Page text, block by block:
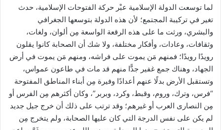
لما توسعت الدولة الإسلامية عبْر حركة الفتوحات الإسلامية، حدث
تغير في تركيبة المجتمع؛ لأن هذه الدولة بتوسعها الجغرافي
والبشري، ورثت ما على هذه الرقعة الواسعة مِن ألوان، ولغات،
وثقافات، وعادات، وأفكار مختلفة، ولا شك أن الصحابة كانوا يقلون
رويدًا رويدًا؛ فمنهم مَن يموت على فراشه، ومنهم مَن يموت في أرض
الجهاد، وهناك جمع غفير جدًّا منهم قد مات في طاعون عمواس،
وتستقبل الأرض بدلًا عنهم أعدادًا وفيرة مِن أبناء المناطق المفتوحة
“فرس، وترك، وروم، وقبط، وكرد، وبربر”، وكان أكثرهم مِن الفرس أو
مِن النصارى العرب أو غيرهم؛ وقد ترتب على ذلك أن خرج جيل جديد
لم يكن على نفس الدرجة التي كان عليها الصحابة، ولم يتخرج مِن